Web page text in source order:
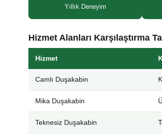
Yıllık Deneyim
Hizmet Alanları Karşılaştırma
Hizmet
Camlı Duşakabin
Mika Duşakabin
Teknesiz Duşakabin